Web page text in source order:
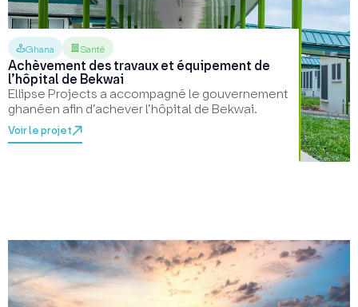
Ghana Santé
Achèvement des travaux et équipement de
l’hôpital de Bekwai
Ellipse Projects a accompagné le gouvernement
ghanéen afin d’achever l’hôpital de Bekwai.
Voir le projet